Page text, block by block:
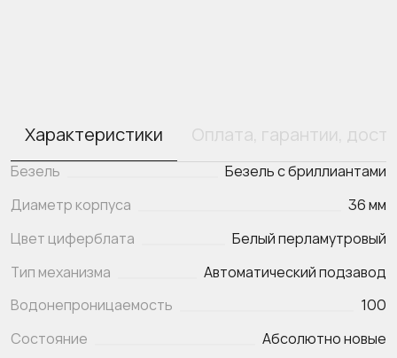
Характеристики Оплата, гарантии,
Безель
Безель с бриллиантами
Диаметр корпуса
36 мм
Цвет циферблата
Белый перламутровый
Тип механизма
Автоматический подзавод
Водонепроницаемость
100
Состояние
Абсолютно новые